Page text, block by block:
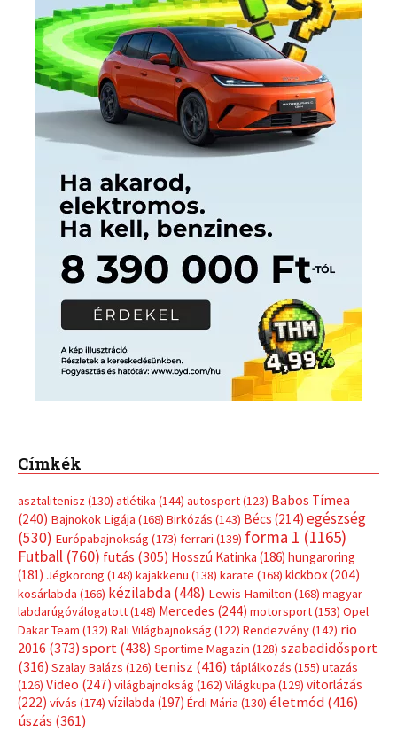
Címkék
asztalitenisz (130) atlétika (144) autosport(123) Babos Tímea
(240) Bajnokok Ligája (168) Birkózás (143) Bécs (214) egészség
(530) Európabajnokság (173) ferrari (139) forma 1 (1165)
Futball (760) futás (305) Hosszú Katinka (186) hungaroring
(181) Jégkorong (148) kajakkenu (138) karate (168) kickbox(204)
kosárlabda (166) kézilabda(448) Lewis Hamilton (168) magyar
labdarúgóválogatott(148) Mercedes (244) motorsport(153) Opel
Dakar Team (132) Rali Világbajnokság (122) Rendezvény(142) rio
2016 (373) sport(438) Sportime Magazin (128) szabadidősport
(316) Szalay Balázs (126) tenisz (416) táplálkozás (155) utazás
(126) Video (247) világbajnokság (162) Világkupa (129) vitorlázás
(222) vívás (174) vízilabda (197) Érdi Mária (130) életmód(416)
úszás (361)